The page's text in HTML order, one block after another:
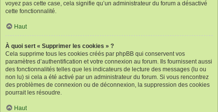
voyez pas cette case, cela signifie qu’un administrateur du forum a désactivé
cette fonctionnalité.
Haut
À quoi sert « Supprimer les cookies » ?
Cela supprime tous les cookies créés par phpBB qui conservent vos
paramètres d’authentification et votre connexion au forum. Ils fournissent aussi
des fonctionnalités telles que les indicateurs de lecture des messages (lu ou
non lu) si cela a été activé par un administrateur du forum. Si vous rencontrez
des problèmes de connexion ou de déconnexion, la suppression des cookies
pourrait les résoudre.
Haut